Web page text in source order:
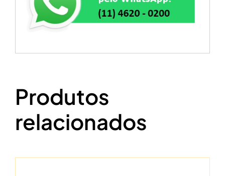
Produtos
relacionados